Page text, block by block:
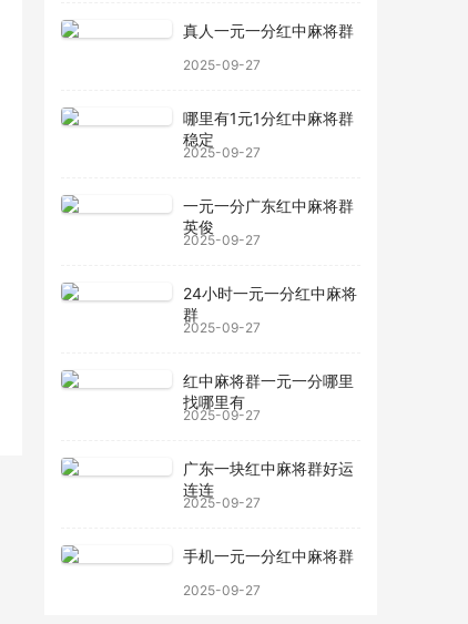
真人一元一分红中麻将群
2025-09-27
哪里有1元1分红中麻将群
稳定
2025-09-27
一元一分广东红中麻将群
英俊
2025-09-27
24小时一元一分红中麻将
群
2025-09-27
红中麻将群一元一分哪里
找哪里有
2025-09-27
广东一块红中麻将群好运
连连
2025-09-27
手机一元一分红中麻将群
2025-09-27